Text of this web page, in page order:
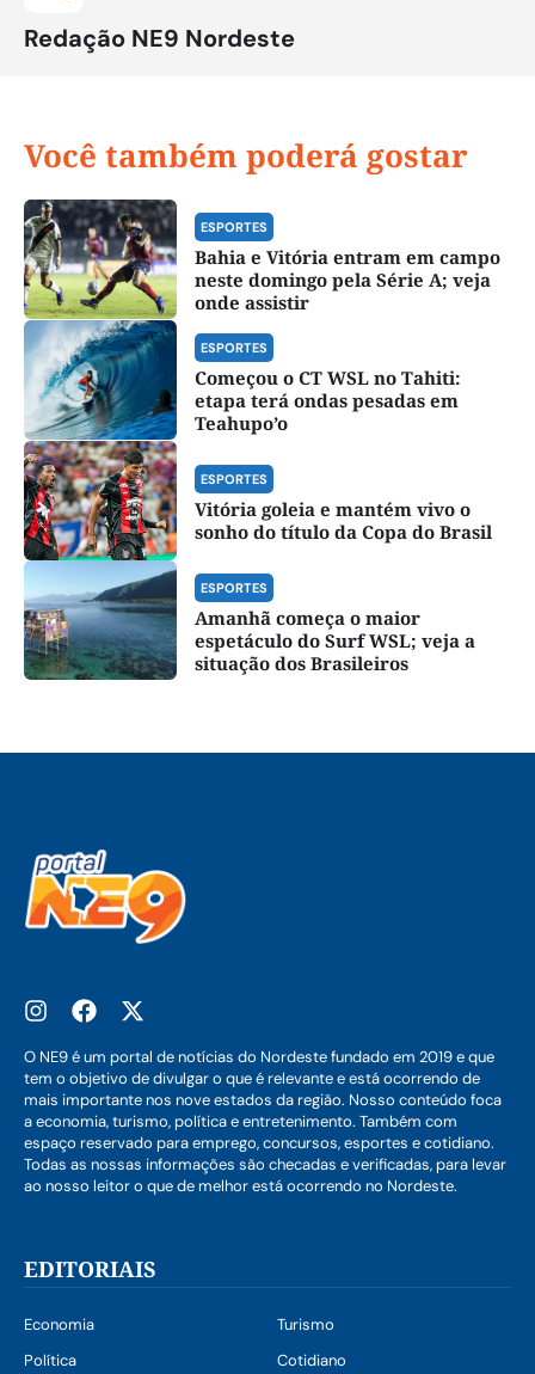
Redação NE9 Nordeste
Você também poderá gostar
ESPORTES
Bahia e Vitória entram em campo
neste domingo pela Série A; veja
onde assistir
ESPORTES
Começou o CT WSL no Tahiti:
etapa terá ondas pesadas em
Teahupo’o
ESPORTES
Vitória goleia e mantém vivo o
sonho do título da Copa do Brasil
ESPORTES
Amanhã começa o maior
espetáculo do Surf WSL; veja a
situação dos Brasileiros
O NE9 é um portal de notícias do Nordeste fundado em 2019 e que
tem o objetivo de divulgar o que é relevante e está ocorrendo de
mais importante nos nove estados da região. Nosso conteúdo foca
a economia, turismo, política e entretenimento. Também com
espaço reservado para emprego, concursos, esportes e cotidiano.
Todas as nossas informações são checadas e verificadas, para levar
ao nosso leitor o que de melhor está ocorrendo no Nordeste.
EDITORIAIS
Economia
Turismo
Política
Cotidiano